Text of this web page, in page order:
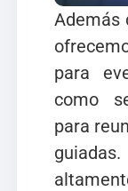
Además
para
como
para